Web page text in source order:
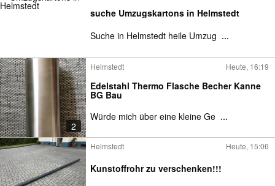
suche Umzugskartons in Helmstedt
Suche in Helmstedt heile Umzug ...
2
Helmstedt Heute, 16:19
Edelstahl Thermo Flasche Becher Kanne
BG Bau
Würde mich über eine kleine Ge ...
Helmstedt Heute, 15:06
Kunstoffrohr zu verschenken!!!